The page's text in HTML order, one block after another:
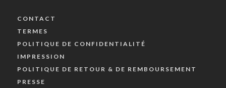
CONTACT
TERMES
POLITIQUE DE CONFIDENTIALITÉ
IMPRESSION
POLITIQUE DE RETOUR & DE REMBOURSEMENT
PRESSE